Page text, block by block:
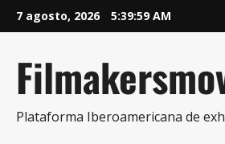
7 agosto, 2026 5:39:59 AM
Plataforma Iberoamericana de